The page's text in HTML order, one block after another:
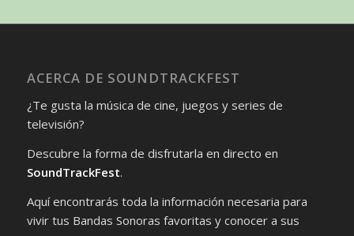
ACERCA DE SOUNDTRACKFEST
¿Te gusta la música de cine, juegos y series de
televisión?
Descubre la forma de disfrutarla en directo en
SoundTrackFest.
Aquí encontrarás toda la información necesaria para
vivir tus Bandas Sonoras favoritas y conocer a sus